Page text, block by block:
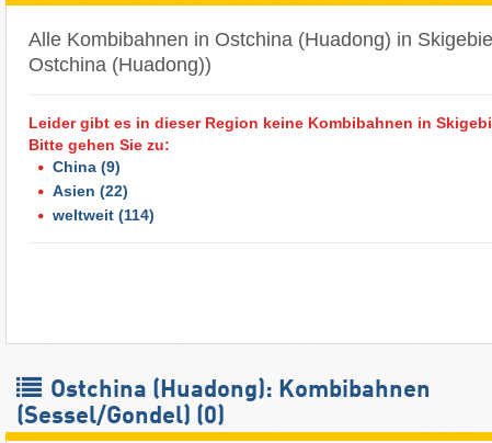
Alle Kombibahnen in Ostchina (Huadong) in
Ostchina (Huadong))
Leider gibt es in dieser Region keine Kombibahnen in
Bitte gehen Sie zu:
China (9)
Asien (22)
weltweit (114)
Ostchina (Huadong): Kombibahnen
(Sessel/Gondel) (0)